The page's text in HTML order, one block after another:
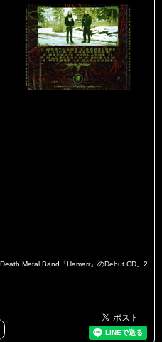
Metal Band「Hamarr」のDebut CD。2